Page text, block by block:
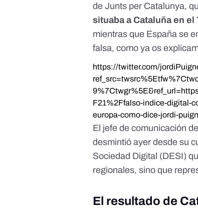
de Junts per Catalunya,
situaba a Cataluña en
mientras que España se
falsa,como ya os
https://twitter.com/
F21%2Ffalso-indice-digital-
europa-como-dice-jordi-
El jefe de comunicación
desmintió ayer desde su
Sociedad Digital (DESI)
regionales, sino que
El resultado de